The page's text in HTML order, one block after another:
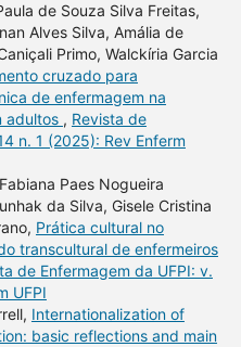
de Souza Silva Freitas,
Alves Silva, Amália de
Primo, Walckíria Garcia
cruzado para
de enfermagem na
adultos , Revista de
n. 1 (2025): Rev Enferm
Paes Nogueira
da Silva, Gisele Cristina
Prática cultural no
transcultural de enfermeiros
de Enfermagem da UFPI: v.
UFPI
Internationalization of
basic reflections and main